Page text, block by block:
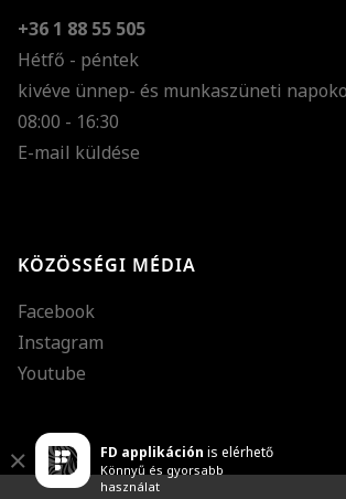
+36 1 88 55 505
Hétfő - péntek
kivéve ünnep- és munkaszüneti
08:00 - 16:30
E-mail küldése
KÖZÖSSÉGI MÉDIA
Facebook
Instagram
Youtube
FD applikáción is elérhető
Könnyű és gyorsabb
használat
Close